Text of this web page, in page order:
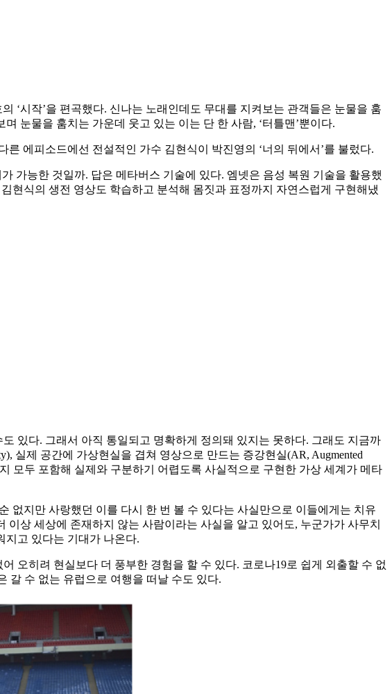
‘시작’을 편곡했다. 신나는 노래인데도 무대를 지켜보는 관객들은 눈물을 훔
눈물을 훔치는 가운데 웃고 있는 이는 단 한 사람, ‘터틀맨’뿐이다.
에피소드에선 전설적인 가수 김현식이 박진영의 ‘너의 뒤에서’를 불렀다.
가능한 것일까. 답은 메타버스 기술에 있다. 엠넷은 음성 복원 기술을 활용했
현식의 생전 영상도 학습하고 분석해 몸짓과 표정까지 자연스럽게 구현해냈
있다. 그래서 아직 통일되고 명확하게 정의돼 있지는 못하다. 그래도 지금까
실제 공간에 가상현실을 겹쳐 영상으로 만드는 증강현실(AR, Augmented
모두 포함해 실제와 구분하기 어렵도록 사실적으로 구현한 가상 세계가 메타
없지만 사랑했던 이를 다시 한 번 볼 수 있다는 사실만으로 이들에게는 치유
상 세상에 존재하지 않는 사람이라는 사실을 알고 있어도, 누군가가 사무치
지고 있다는 기대가 나온다.
오히려 현실보다 더 풍부한 경험을 할 수 있다. 코로나19로 쉽게 외출할 수 없
갈 수 없는 유럽으로 여행을 떠날 수도 있다.